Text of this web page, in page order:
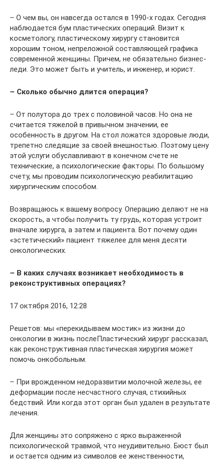
– О чем вы, он навсегда остался в 1990-х годах. Сегодня
наблюдается бум пластических операций. Визит к
косметологу, пластическому хирургу становится
хорошим тоном, непреложной составляющей графика
современной женщины. Причем, не обязательно бизнес-
леди. Это может быть и учитель, и инженер, и юрист.
– Сколько обычно длится операция?
– От полутора до трех с половиной часов. Но она не
считается тяжелой в привычном значении, ее
особенность в другом. На стол ложатся здоровые люди,
трепетно следящие за своей внешностью. Поэтому цену
этой услуги обуславливают в конечном счете не
технические, а психологические факторы. По большому
счету, мы проводим психологическую реабилитацию
хирургическим способом.
Возвращаюсь к вашему вопросу. Операцию делают не на
скорость, а чтобы получить ту грудь, которая устроит
вначале хирурга, а затем и пациента. Вот почему один
«эстетический» пациент тяжелее для меня десяти
онкологических.
– В каких случаях возникает необходимость в
реконструктивных операциях?
17 октября 2016, 12:28
Решетов: мы «перекидываем мостик» из жизни до
онкологии в жизнь послеПластический хирург рассказал,
как реконструктивная пластическая хирургия может
помочь онкобольным.
– При врожденном недоразвитии молочной железы, ее
деформации после несчастного случая, стихийных
бедствий. Или когда этот орган был удален в результате
лечения.
Для женщины это сопряжено с ярко выраженной
психологической травмой, что неудивительно. Бюст был
и остается одним из символов ее женственности,